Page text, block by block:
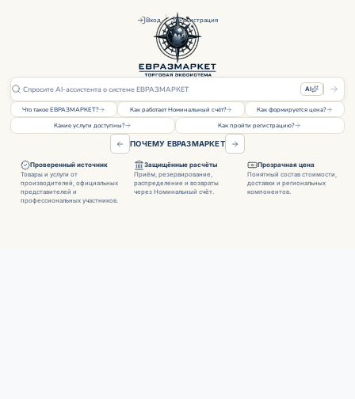
Вход Регистрация
AI
Что такое ЕВРАЗМАРКЕТ? Как работает Номинальный счёт?
Как формируется цена?
Какие услуги доступны?
Как пройти регистрацию?
ПОЧЕМУ ЕВРАЗМАРКЕТ
Проверенный источник
Товары и услуги от
производителей, официальных
представителей и
профессиональных участников.
Защищённые расчёты
Приём, резервирование,
распределение и возвраты
через Номинальный счёт.
Прозрачная цена
Понятный состав стоимости,
доставки и региональных
компонентов.